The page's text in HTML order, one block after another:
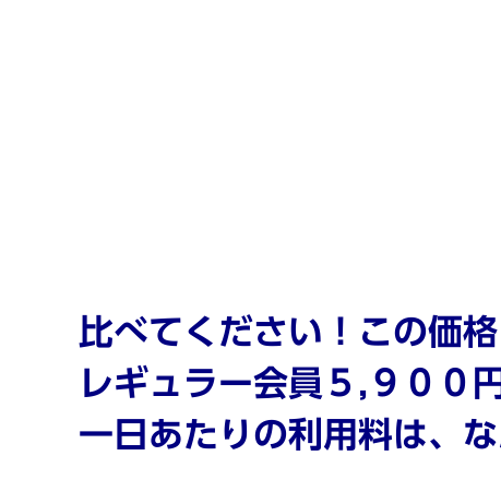
比べてください！この価格
レギュラー会員５,９００
一日あたりの利用料は、